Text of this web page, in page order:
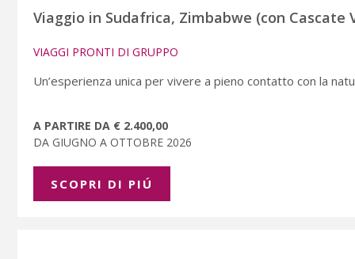
Viaggio in Sudafrica, Zimbabwe (con
VIAGGI PRONTI DI GRUPPO
Un’esperienza unica per vivere a pieno contatto con la
A PARTIRE DA € 2.400,00
DA GIUGNO A OTTOBRE 2026
SCOPRI DI PIÚ